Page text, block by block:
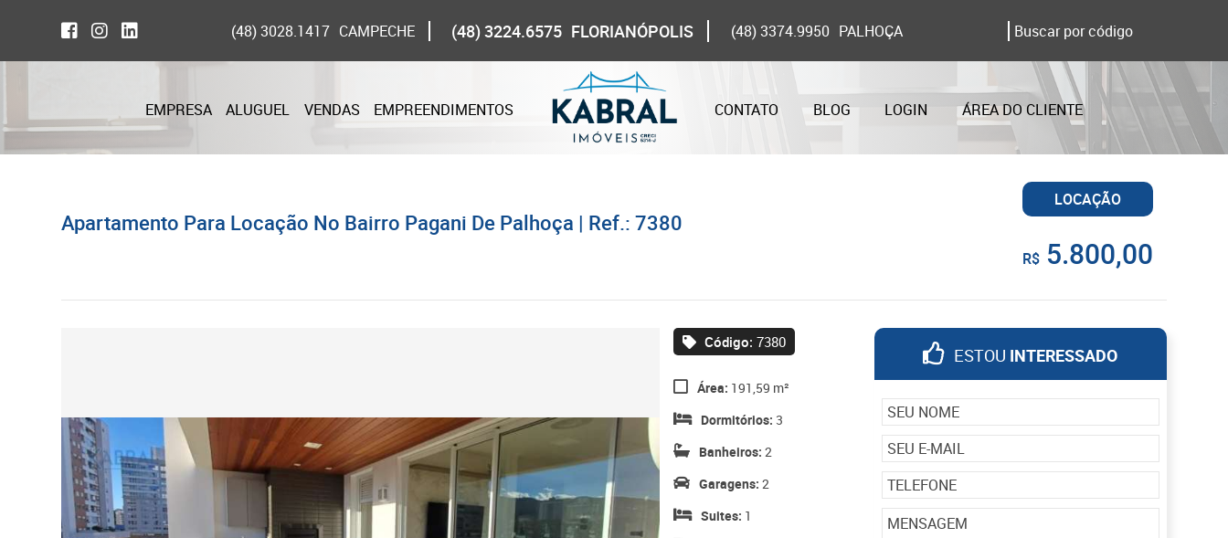
(48) 3028.1417 CAMPECHE (48) 3224.6575 FLORIANÓPOLIS (48) 3374.9950 PALHOÇA
EMPRESA ALUGUEL VENDAS EMPREENDIMENTOS CONTATO BLOG LOGIN ÁREA DO CLIENTE
Apartamento Para Locação No Bairro Pagani De Palhoça | Ref.: 7380
LOCAÇÃO
R$5.800,00
ESTOU INTERESSADO
Código: 7380
Área: 191,59 m²
Dormitórios: 3
Banheiros: 2
Garagens: 2
Suites: 1